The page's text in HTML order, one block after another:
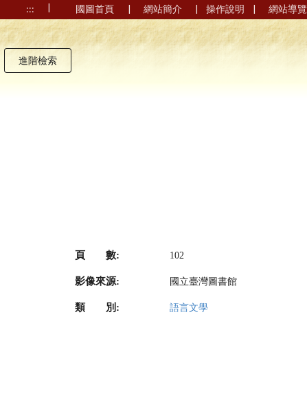
::: | 國圖首頁 | 網站簡介 | 操作說明 | 網站導覽
進階檢索
頁 數: 102
影像來源: 國立臺灣圖書館
類 別: 語言文學